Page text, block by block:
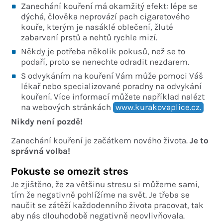
Zanechání kouření má okamžitý efekt: lépe se
dýchá, člověka neprovází pach cigaretového
kouře, kterým je nasáklé oblečení, žluté
zabarvení prstů a nehtů rychle mizí.
Někdy je potřeba několik pokusů, než se to
podaří, proto se nenechte odradit nezdarem.
S odvykáním na kouření Vám může pomoci Váš
lékař nebo specializované poradny na odvykání
kouření. Více informací můžete například nalézt
na webových stránkách www.kurakovaplice.cz.
Nikdy není pozdě!
Zanechání kouření je začátkem nového života.Je to
správná volba!
Pokuste se omezit stres
Je zjištěno, že za většinu stresu si můžeme sami,
tím že negativně pohlížíme na svět. Je třeba se
naučit se zátěží každodenního života pracovat, tak
aby nás dlouhodobě negativně neovlivňovala.